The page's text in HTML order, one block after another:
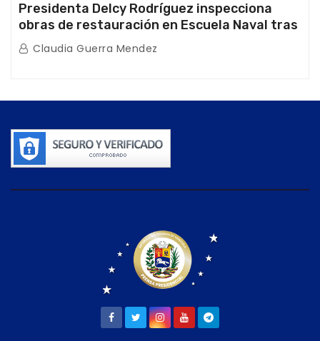
Presidenta Delcy Rodríguez inspecciona
obras de restauración en Escuela Naval tras
afectaciones sísmicas en La Guaira
Claudia Guerra Mendez